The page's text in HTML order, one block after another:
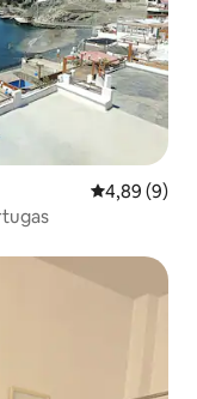
Gemiddelde
4,89 (9)